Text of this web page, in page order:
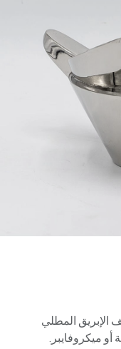
لتنظيف الإبريق المطلي
ميكروفايبر.